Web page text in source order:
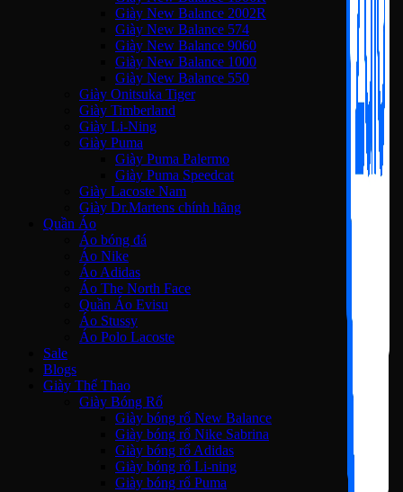
Giày New Balance 2002R
Giày New Balance 574
Giày New Balance 9060
Giày New Balance 1000
Giày New Balance 550
Giày Onitsuka Tiger
Giày Timberland
Giày Li-Ning
Giày Puma
Giày Puma Palermo
Giày Puma Speedcat
Giày Lacoste Nam
Giày Dr.Martens chính hãng
Quần Áo
Áo bóng đá
Áo Nike
Áo Adidas
Áo The North Face
Quần Áo Evisu
Áo Stussy
Áo Polo Lacoste
Sale
Blogs
Giày Thể Thao
Giày Bóng Rổ
Giày bóng rổ New Balance
Giày bóng rổ Nike Sabrina
Giày bóng rổ Adidas
Giày bóng rổ Li-ning
Giày bóng rổ Puma